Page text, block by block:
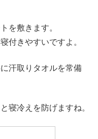
を敷きます。
付きやすいですよ。
汗取りタオルを常備
寝冷えを防げますね。